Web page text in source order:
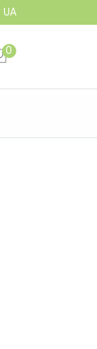
UA
0